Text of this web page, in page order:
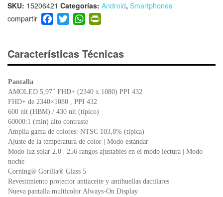
SKU: 15206421 Categorías: Android, Smartphones
F
a
e
b
o
k
T
wi
er
W
h
s
A
p
ri
e
dl
Características Técnicas
Pantalla
AMOLED 5,97″ FHD+ (2340 x 1080) PPI 432
FHD+ de 2340×1080 , PPI 432
600 nit (HBM) / 430 nit (típico)
60000:1 (mín) alto contraste
Amplia gama de colores: NTSC 103,8% (típica)
Ajuste de la temperatura de color | Modo estándar
Modo luz solar 2.0 | 256 rangos ajustables en el modo lectura | Modo
noche
Corning® Gorilla® Glass 5
Revestimiento protector antiaceite y antihuellas dactilares
Nueva pantalla multicolor Always-On Display